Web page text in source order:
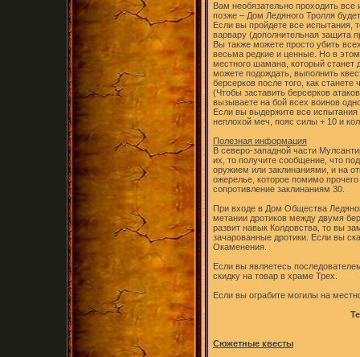
Вам необязательно проходить
позже – Дом Ледяного Тролля
Если вы пройдете все испытания,
варвару (дополнительная защита
Вы также можете просто убить
весьма редкие и ценные. Но в
местного шамана, который станет
можете подождать, выполнить
берсерков после того, как
(Чтобы заставить берсерков
вызываете на бой всех воинов
Если вы выдержите все испытания
неплохой меч, пояс силы + 10 и
Полезная информация
В северо-западной части
их, то получите сообщение, что
оружием или заклинаниями, и на
ожерелье, которое помимо
сопротивление заклинаниям 30.
При входе в Дом Общества
метании дротиков между двумя
развит навык Колдовства, то вы
зачарованные дротики. Если вы
Окаменения.
Если вы являетесь
скидку на товар в храме Трех.
Если вы ограбите могилы на
Сюжетные квесты